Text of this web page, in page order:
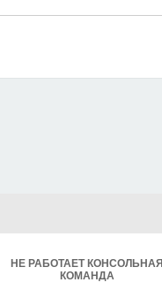
НЕ РАБОТАЕТ КОНСОЛЬНАЯ
КОМАНДА